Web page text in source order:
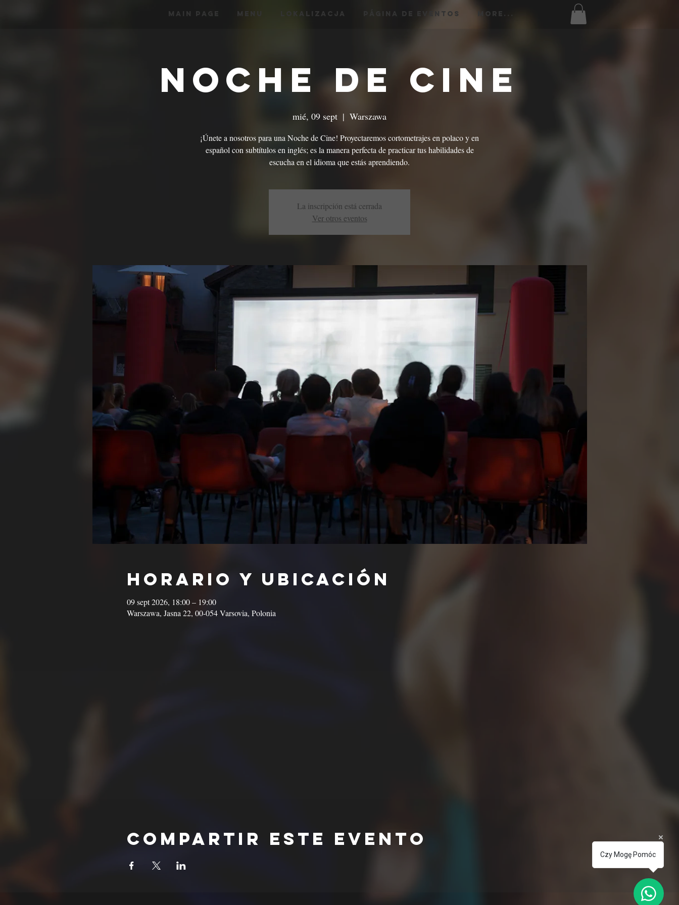
Main Page menu Lokalizacja Página de Eventos More...
Noche de Cine
mié, 09 sept
  |
Warszawa
¡Únete a nosotros para una Noche de Cine! Proyectaremos cortometrajes en polaco y en
español con subtítulos en inglés; es la manera perfecta de practicar tus habilidades de
escucha en el idioma que estás aprendiendo.
La inscripción está cerrada
Ver otros eventos
Horario y ubicación
09 sept 2026, 18:00 – 19:00
Warszawa, Jasna 22, 00-054 Varsovia, Polonia
Compartir este evento
Czy Mogę Pomóc